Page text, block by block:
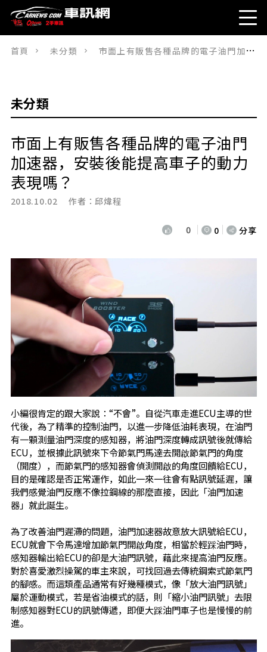
首頁 未分類 市面上有販售各種品牌的電子油門加速器，安裝後能提高車子的動力表現嗎？
未分類
市面上有販售各種品牌的電子油門
加速器，安裝後能提高車子的動力
表現嗎？
2018.10.02 作者： 邱煒程
0 0 分享
小編很肯定的跟大家說：“不會”。自從汽車走進ECU主導的世
代後，為了精準的控制油門，以進一步降低油耗表現，在油門
有一顆測量油門深度的感知器，將油門深度轉成訊號後就傳給
ECU，並根據此訊號來下令節氣門馬達去開啟節氣門的角度
（開度），而節氣門的感知器會偵測開啟的角度回饋給ECU，
目的是確認是否正常運作，如此一來一往會有點訊號延遲，讓
我們感覺油門反應不像拉鋼線的那麼直接，因此「油門加速
器」就此誕生。
為了改善油門遲滯的問題，油門加速器故意放大訊號給ECU，
ECU就會下令馬達增加節氣門開啟角度，相當於輕踩油門時，
感知器輸出給ECU的卻是大油門訊號，藉此來提高油門反應。
對於喜愛激烈操駕的車主來說，可找回過去傳統鋼索式節氣門
的腳感。而這類產品通常有好幾種模式，像「放大油門訊號」
屬於運動模式，若是省油模式的話，則「縮小油門訊號」去限
制感知器對ECU的訊號傳遞，即便大踩油門車子也是慢慢的前
進。